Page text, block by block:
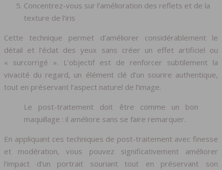
Concentrez-vous sur l’amélioration des reflets et de la
texture de l’iris
Cette technique permet d’améliorer considérablement le
détail et l’éclat des yeux sans créer un effet artificiel ou
« surcorrigé ». L’objectif est de renforcer subtilement la
vivacité du regard, un élément clé d’un sourire authentique,
tout en préservant l’aspect naturel de l’image.
Le post-traitement doit être comme un bon
maquillage : il améliore sans se faire remarquer.
En appliquant ces techniques de post-traitement avec finesse
et modération, vous pouvez significativement améliorer
l’impact d’un portrait souriant tout en préservant son